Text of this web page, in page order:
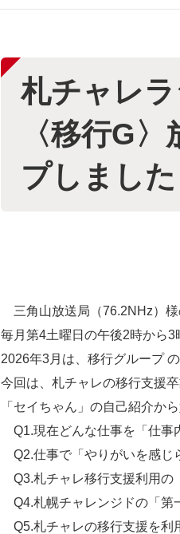
札チャレ
〈移行G
プしました
三角山放送局（76.2NHz）様
毎月第4土曜日の午後2時から
2026年3月は、移行グループ
今回は、札チャレの移行支援
「セイちゃん」の自己紹介か
Q1.現在どんな仕事を「仕事
Q2.仕事で「やりがいを感じ
Q3.札チャレ移行支援利用の
Q4.札幌チャレンジドの「第
Q5.札チャレの移行支援を利